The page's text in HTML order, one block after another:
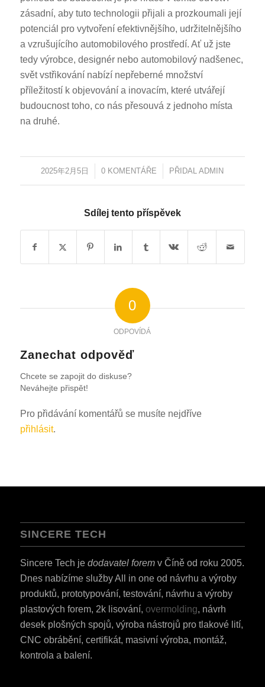
zásadní, aby tuto technologii přijali a prozkoumali její
potenciál pro vytvoření efektivnějšího, udržitelnějšího
a vzrušujícího automobilového prostředí. Ať už jste
tedy výrobce, designér nebo automobilový nadšenec,
svět vstřikování nabízí nepřeberné množství
příležitostí k objevování a inovacím, které utvářejí
budoucnost toho, co nás přesouvá z jednoho místa
na druhé.
2025年2月5日
/ 0 KOMENTÁŘE
/ PŘIDALADMIN
Sdílej tento příspěvek
0
ODPOVÍDÁ
Zanechat odpověď
Chcete se zapojit do diskuse?
Neváhejte přispět!
Pro přidávání komentářů se musíte nejdříve
přihlásit.
SINCERE TECH
Sincere Tech je dodavatel foremv Číně od roku 2005.
Dnes nabízíme služby All in one od návrhu a výroby
produktů, prototypování, testování, návrhu a výroby
plastových forem, 2k lisování, overmolding, návrh
desek plošných spojů, výroba nástrojů pro tlakové lití,
CNC obrábění, certifikát, masivní výroba, montáž,
kontrola a balení.